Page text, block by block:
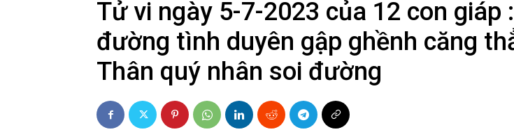
Tử vi ngày 5-7-2023 của 12 con giáp
đường tình duyên gập ghềnh căng
Thân quý nhân soi đường